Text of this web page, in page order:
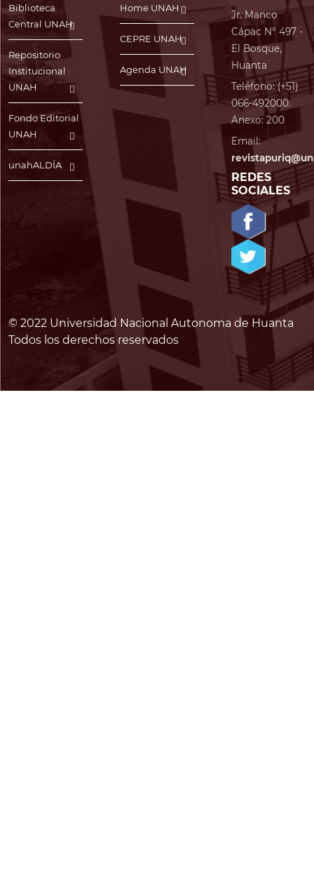
Biblioteca
Central UNAH
Repositorio
Institucional
UNAH
Fondo Editorial
UNAH
unahALDÍA
Home UNAH
CEPRE UNAH
Agenda UNAH
Jr. Manco
Cápac N° 497 -
El Bosque,
Huanta
Teléfono: (+51)
066-492000.
Anexo: 200
Email:
REDES
SOCIALES
© 2022 Universidad Nacional Autonoma de Huanta
Todos los derechos reservados